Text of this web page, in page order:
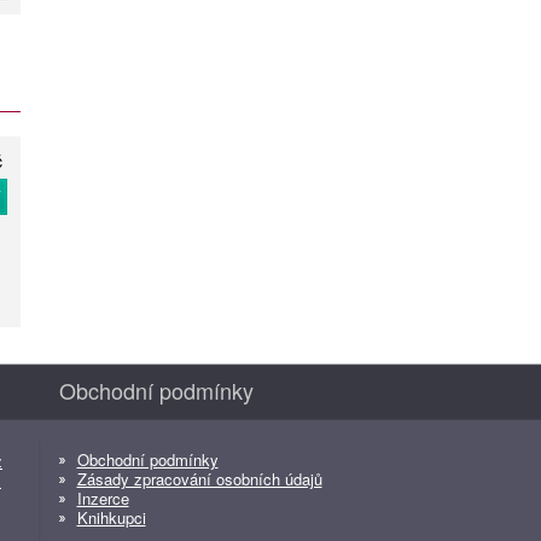
Obchodní podmínky
Obchodní podmínky
Zásady zpracování osobních údajů
Inzerce
Knihkupci